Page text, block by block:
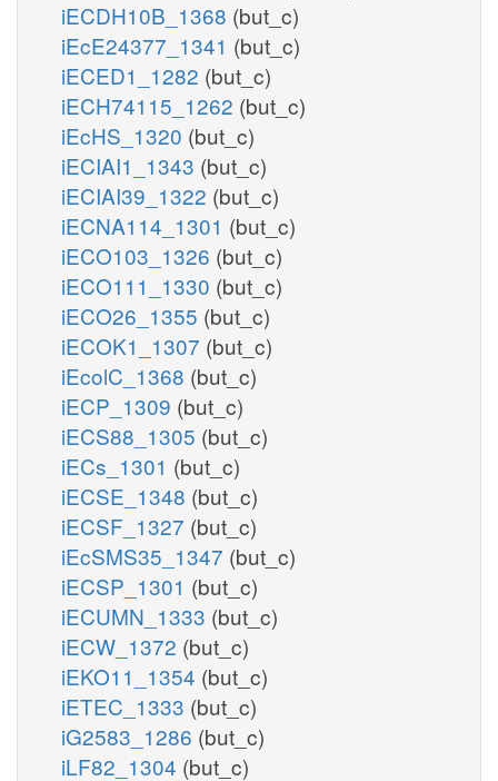
iECDH10B_1368 (but_c)
iEcE24377_1341 (but_c)
iECED1_1282 (but_c)
iECH74115_1262 (but_c)
iEcHS_1320 (but_c)
iECIAI1_1343 (but_c)
iECIAI39_1322 (but_c)
iECNA114_1301 (but_c)
iECO103_1326 (but_c)
iECO111_1330 (but_c)
iECO26_1355 (but_c)
iECOK1_1307 (but_c)
iEcolC_1368 (but_c)
iECP_1309 (but_c)
iECS88_1305 (but_c)
iECs_1301 (but_c)
iECSE_1348 (but_c)
iECSF_1327 (but_c)
iEcSMS35_1347 (but_c)
iECSP_1301 (but_c)
iECUMN_1333 (but_c)
iECW_1372 (but_c)
iEKO11_1354 (but_c)
iETEC_1333 (but_c)
iG2583_1286 (but_c)
iLF82_1304 (but_c)